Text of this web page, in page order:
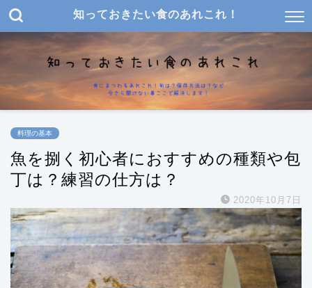
知っておきたい食のあれこれ！
料理の基本
魚を捌く初心者におすすめの種類や包
丁は？練習の仕方は？
2020年10月7日